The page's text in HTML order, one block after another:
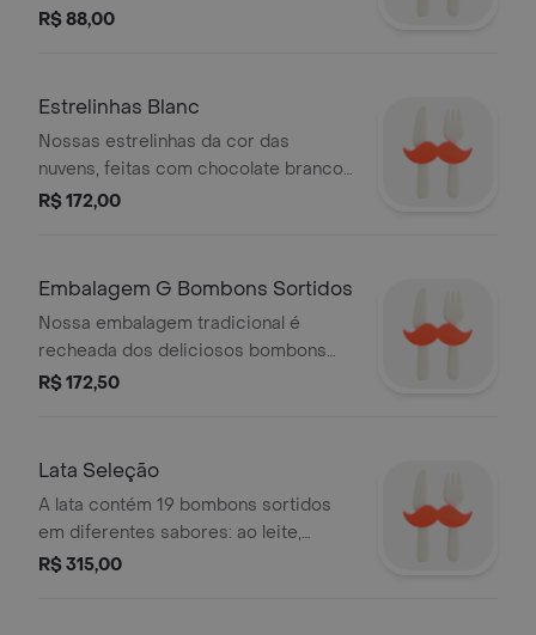
bar da chocolat du jour.
R$ 88,00
Estrelinhas Blanc
Nossas estrelinhas da cor das
nuvens, feitas com chocolate branco,
em lata dourada. .
R$ 172,00
Embalagem G Bombons Sortidos
Nossa embalagem tradicional é
recheada dos deliciosos bombons
sortidos nos sabores de brigadeiro,
R$ 172,50
Lata Seleção
A lata contém 19 bombons sortidos
em diferentes sabores: ao leite,
brigadeiro, krispis, caramelo com flor
R$ 315,00